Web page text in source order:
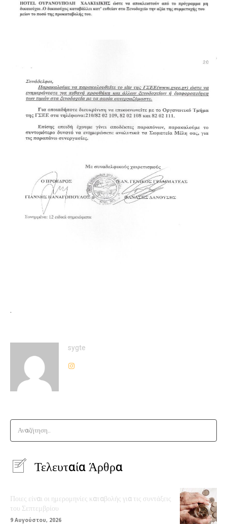
.
sygte
Αναζήτηση..
Τελευταία Άρθρα
Ποιες είναι οι ημερομηνίες καταβολής για τις συντάξεις
του Σεπτεμβρίου
9 Αυγούστου, 2026